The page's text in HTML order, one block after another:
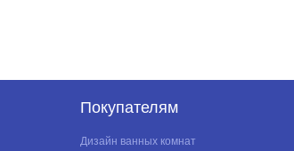
Покупателям
Дизайн ванных комнат